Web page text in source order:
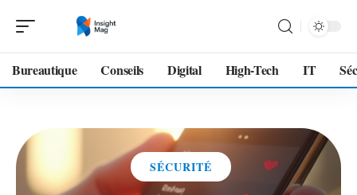
Bureautique Conseils Digital High-Tech IT
SÉCURITÉ